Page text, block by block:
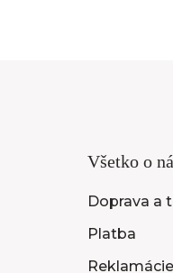
Všetko o
Doprava a
Platba
Reklamácie